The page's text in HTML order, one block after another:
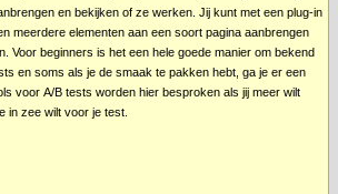
en bekijken of ze werken. Jij kunt met een plug-in
meerdere elementen aan een soort pagina aanbrengen
Voor beginners is het een hele goede manier om bekend
en soms als je de smaak te pakken hebt, ga je er een
voor A/B tests worden hier besproken als jij meer wilt
in zee wilt voor je test.